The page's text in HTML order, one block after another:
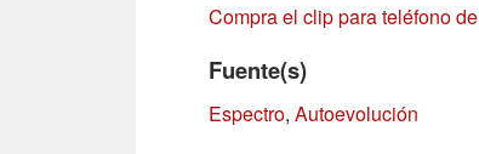
Compra el clip para teléfono
Fuente(s)
Espectro, Autoevolución